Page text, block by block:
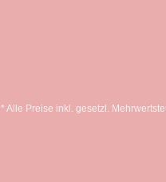
* Alle Preise inkl. gesetzl.